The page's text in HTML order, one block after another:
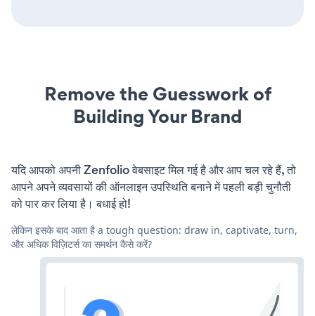
Remove the Guesswork of
Building Your Brand
यदि आपको अपनी Zenfolio वेबसाइट मिल गई है और आप चल रहे हैं, तो
आपने अपने व्यवसायों की ऑनलाइन उपस्थिति बनाने में पहली बड़ी चुनौती
को पार कर लिया है। बधाई हो!
लेकिन इसके बाद आता है a tough question: draw in, captivate, turn,
और अधिक विज़िटर्स का समर्थन कैसे करें?